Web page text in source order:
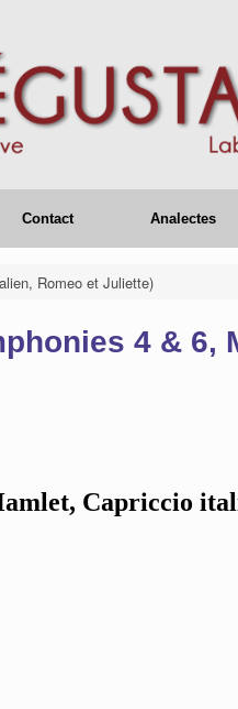
Contact Analectes
Romeo et Juliette)
4 & 6,
Capriccio